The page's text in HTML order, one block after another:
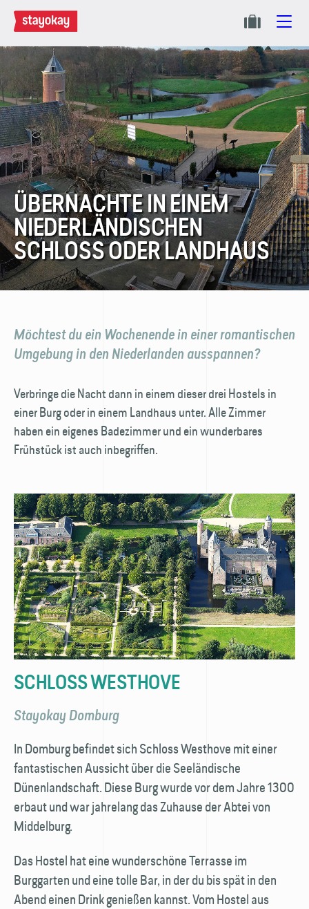
ÜBERNACHTE IN EINEM
NIEDERLÄNDISCHEN
SCHLOSS ODER LANDHAUS
Möchtest du ein Wochenende in einer romantischen
Umgebung in den Niederlanden ausspannen?
Verbringe die Nacht dann in einem dieser drei Hostels in
einer Burg oder in einem Land­haus unter. Alle Zimmer
haben ein eigenes Bade­zimmer und ein wunder­bares
Frühstück ist auch inbegriffen.
SCHLOSS WESTHOVE
Stayokay Domburg
In Domburg befindet sich Schloss Westhove mit einer
fantastischen Aussicht über die Seeländische
Dünenlandschaft. Diese Burg wurde vor dem Jahre 1300
erbaut und war jahrelang das Zuhause der Abtei von
Middelburg.
Das Hostel hat eine wunderschöne Terrasse im
Burggarten und eine tolle Bar, in der du bis spät in den
Abend einen Drink genießen kannst. Vom Hostel aus